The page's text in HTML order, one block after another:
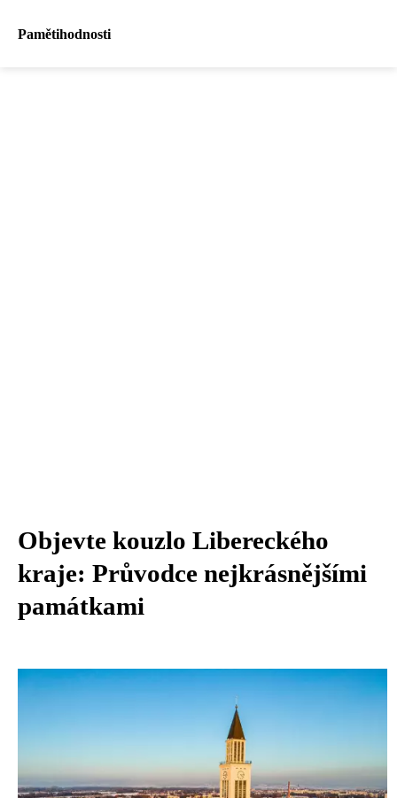
Pamětihodnosti
Objevte kouzlo Libereckého
kraje: Průvodce nejkrásnějšími
památkami